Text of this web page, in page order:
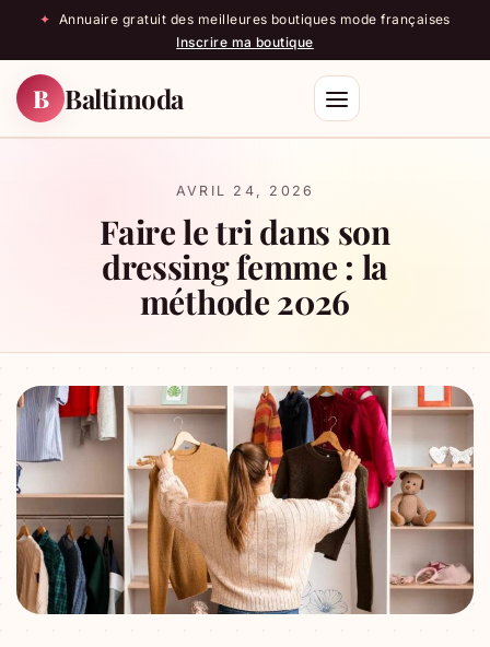
✦ Annuaire gratuit des meilleures boutiques mode françaises
Inscrire ma boutique
B Baltimoda
AVRIL 24, 2026
Faire le tri dans son
dressing femme : la
méthode 2026